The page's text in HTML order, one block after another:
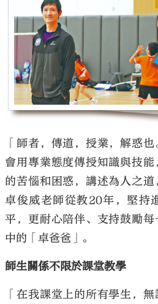
「師者，傳道，授業，解惑
會用專業態度傳授知識與技
的苦惱和困惑，講述為人之
卓俊威老師從教20年，堅持
平，更耐心陪伴、支持鼓勵
中的「卓爸爸」。
師生關係不限於課堂教學
「在我課堂上的所有學生，